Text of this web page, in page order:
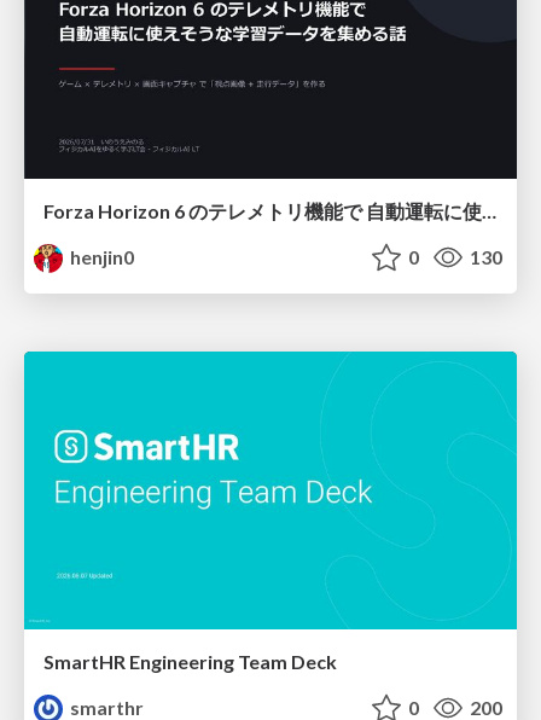
Forza Horizon 6 のテレメトリ機能で 自動運転に使えそうな学習データを集める話
henjin0
0 130
SmartHR Engineering Team Deck
smarthr
0 200